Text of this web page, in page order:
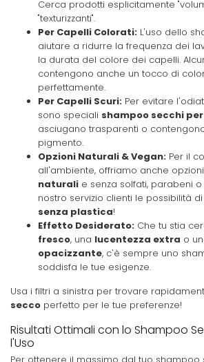
Cerca prodotti esplicitamente
"texturizzanti".
Per Capelli Colorati: L'uso dello
aiutare a ridurre la frequenza dei
la durata del colore dei capelli.
contengono anche un tocco di
perfettamente.
Per Capelli Scuri: Per evitare
sono speciali shampoo secchi
asciugano trasparenti o
pigmento.
Opzioni Naturali & Vegan: Per il
all'ambiente, offriamo anche
naturali e senza solfati, parabeni
nostro servizio clienti le possibilità di
senza plastica!
Effetto Desiderato: Che tu stia
fresco, una lucentezza extra o
opacizzante, c'è sempre uno
soddisfa le tue esigenze.
Usa i filtri a sinistra per trovare
secco perfetto per le tue preferenze!
Risultati Ottimali con lo Shampoo
l'Uso